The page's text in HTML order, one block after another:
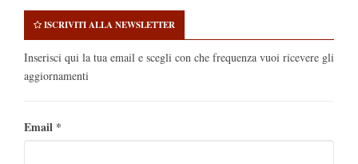
ISCRIVITI ALLA NEWSLETTER
Inserisci qui la tua email e scegli con che frequenza vuoi ricevere gli
aggiornamenti
Email *